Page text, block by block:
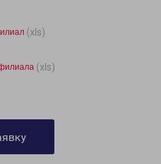
(xls)
(xls)